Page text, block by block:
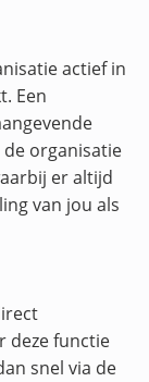
actief in
Een
organisatie
er altijd
van jou als
deze functie
snel via de